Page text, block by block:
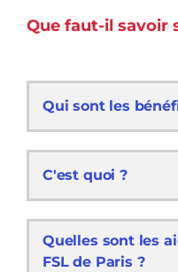
Que faut-il savoir
Qui sont les
C'est quoi ?
Quelles sont les
FSL de Paris ?